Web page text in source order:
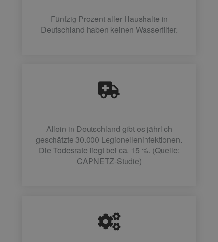
Fünfzig Prozent aller Haushalte in
Deutschland haben keinen Wasserfilter.
Allein in Deutschland gibt es jährlich
geschätzte 30.000 Legionelleninfektionen.
Die Todesrate liegt bei ca. 15 %. (Quelle:
CAPNETZ-Studie)